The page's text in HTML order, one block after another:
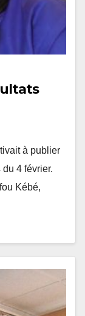
à publier
4 février.
Kébé,